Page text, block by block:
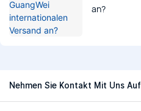
an?
Nehmen Sie Kontakt Mit Uns Auf